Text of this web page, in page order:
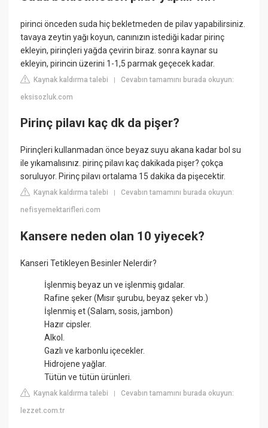
pirinci önceden suda hiç bekletmeden de pilav yapabilirsiniz.
tavaya zeytin yağı koyun, canınızın istediği kadar pirinç
ekleyin, pirinçleri yağda çevirin biraz. sonra kaynar su
ekleyin, pirincin üzerini 1-1,5 parmak geçecek kadar.
Kaynak kaldırma talebi |Cevabın tamamını burada okuyun:
eksisozluk.com
Pirinç pilavı kaç dk da pişer?
Pirinçleri kullanmadan önce beyaz suyu akana kadar bol su
ile yıkamalısınız. pirinç pilavı kaç dakikada pişer? çokça
soruluyor. Pirinç pilavı ortalama 15 dakika da pişecektir.
Kaynak kaldırma talebi |Cevabın tamamını burada okuyun:
nefisyemektarifleri.com
Kansere neden olan 10 yiyecek?
Kanseri Tetikleyen Besinler Nelerdir?
İşlenmiş beyaz un ve işlenmiş gıdalar.
Rafine şeker (Mısır şurubu, beyaz şeker vb.)
İşlenmiş et (Salam, sosis, jambon)
Hazır cipsler.
Alkol.
Gazlı ve karbonlu içecekler.
Hidrojene yağlar.
Tütün ve tütün ürünleri.
Kaynak kaldırma talebi |Cevabın tamamını burada okuyun:
lezzet.com.tr